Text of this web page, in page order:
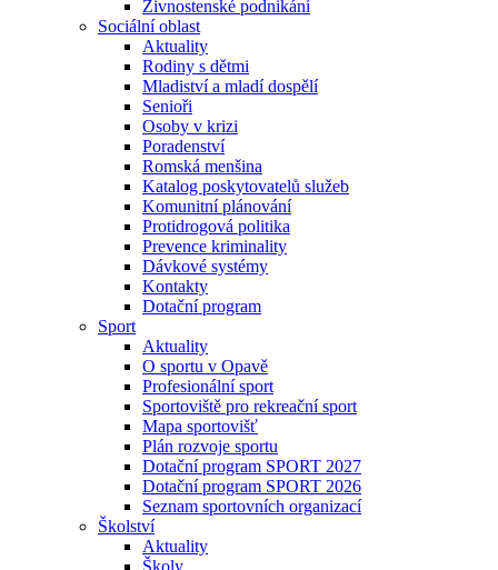
Živnostenské podnikání
Sociální oblast
Aktuality
Rodiny s dětmi
Mladiství a mladí dospělí
Senioři
Osoby v krizi
Poradenství
Romská menšina
Katalog poskytovatelů služeb
Komunitní plánování
Protidrogová politika
Prevence kriminality
Dávkové systémy
Kontakty
Dotační program
Sport
Aktuality
O sportu v Opavě
Profesionální sport
Sportoviště pro rekreační sport
Mapa sportovišť
Plán rozvoje sportu
Dotační program SPORT 2027
Dotační program SPORT 2026
Seznam sportovních organizací
Školství
Aktuality